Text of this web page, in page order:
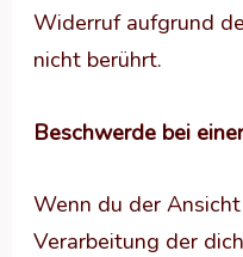
Widerruf aufgrund
nicht berührt.
Beschwerde bei
Wenn du der
Verarbeitung der